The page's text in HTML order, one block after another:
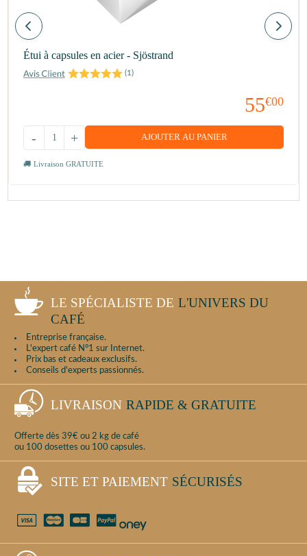
Étui à capsules en acier - Sjöstrand
(1)
55€00
+
- AJOUTER AU PANIER
Livraison GRATUITE
LE SPÉCIALISTE DE L'UNIVERS DU
CAFÉ
Entreprise française.
L'expert café N°1 sur Internet.
Prix bas et cadeaux exclusifs.
Conseils d'experts passionnés.
LIVRAISON RAPIDE & GRATUITE
Offerte dès 39€ ou 2 kg de café
ou 100 dosettes ou 100 capsules.
SITE ET PAIEMENT SÉCURISÉS